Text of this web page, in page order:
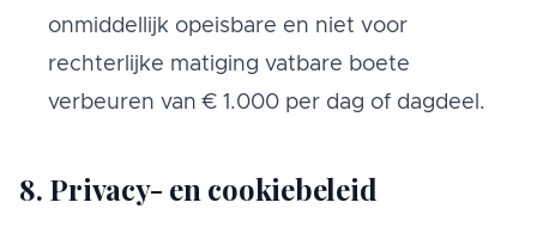
onmiddellijk opeisbare en niet voor
rechterlijke matiging vatbare boete
verbeuren van € 1.000 per dag of dagdeel.
8. Privacy- en cookiebeleid